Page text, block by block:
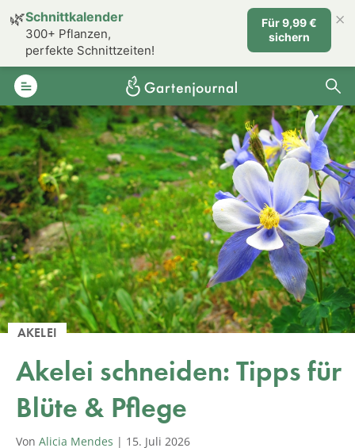
AKELEI
Akelei schneiden: Tipps für
Blüte & Pflege
Von Alicia Mendes | 15. Juli 2026
🌿Schnittkalender
300+ Pflanzen,
perfekte Schnittzeiten!
Für 9,99 €
sichern
×